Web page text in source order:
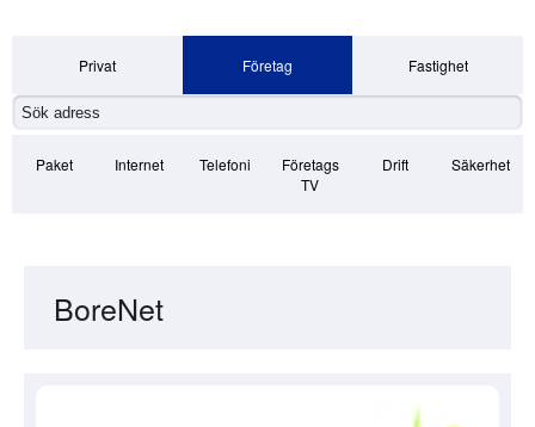
Privat Företag Fastighet
Paket Internet Telefoni
Företags
TV
Drift Säkerhet
BoreNet